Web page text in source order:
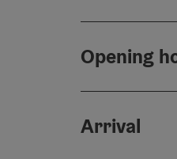
Opening
Arrival